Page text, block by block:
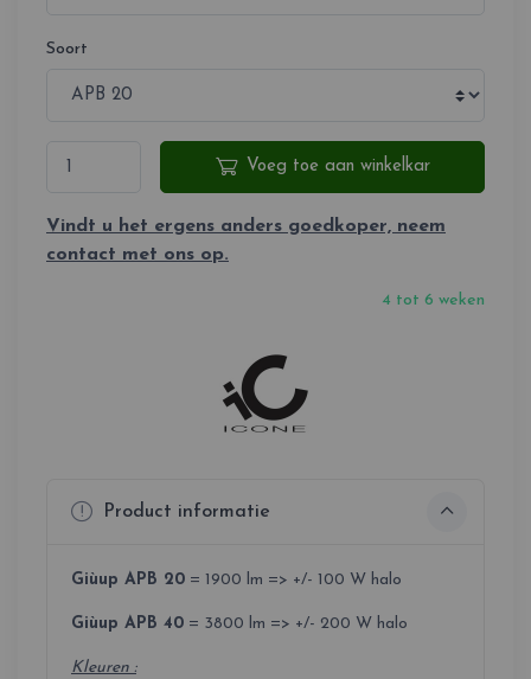
Soort
Voeg toe aan winkelkar
Vindt u het ergens anders goedkoper, neem
contact met ons op.
4 tot 6 weken
Product informatie
Giùup APB 20 = 1900 lm => +/- 100 W halo
Giùup APB 40 = 3800 lm => +/- 200 W halo
Kleuren :